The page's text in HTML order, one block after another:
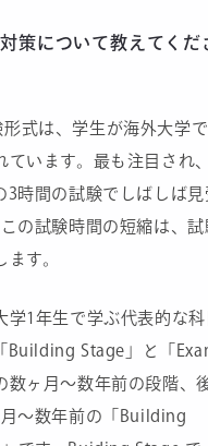
策について教えてくだ
式は、学生が海外大学
います。最も注目され、
3時間の試験でしばしば見
の試験時間の短縮は、試
す。
1年生で学ぶ代表的な科
Building Stage」と「
数ヶ月〜数年前の段階、
〜数年前の「Building